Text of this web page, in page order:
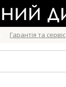
Гарантія та сервіс